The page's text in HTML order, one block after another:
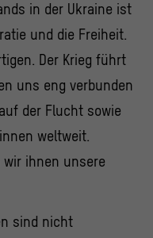
in der Ukraine ist
und die Freiheit.
Der Krieg führt
uns eng verbunden
der Flucht sowie
weltweit.
wir ihnen unsere
sind nicht